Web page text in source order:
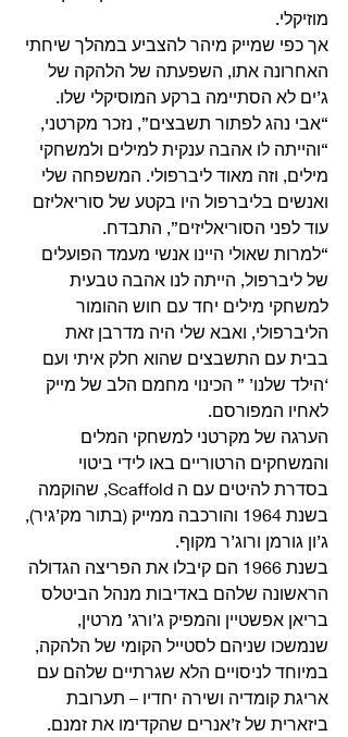
מוזיקלי.
אך כפי שמייק מיהר להצביע במהלך שיחתי
האחרונה אתו, השפעתה של הלהקה של
ג’ים לא הסתיימה ברקע המוסיקלי שלו.
“אבי נהג לפתור תשבצים”, נזכר מקרטני,
“והייתה לו אהבה ענקית למילים ולמשחקי
מילים, וזה מאוד ליברפולי. המשפחה שלי
ואנשים בליברפול היו בקטע של סוריאליזם
עוד לפני הסוריאליזים”, התבדח.
“למרות שאולי היינו אנשי מעמד הפועלים
של ליברפול, הייתה לנו אהבה טבעית
למשחקי מילים יחד עם חוש ההומור
הליברפולי, ואבא שלי היה מדרבן זאת
בבית עם התשבצים שהוא חלק איתי ועם
‘הילד שלנו’ ” הכינוי מחמם הלב של מייק
לאחיו המפורסם.
הערגה של מקרטני למשחקי המלים
והמשחקים הרטוריים באו לידי ביטוי
בסדרת להיטים עם ה Scaffold, שהוקמה
בשנת 1964 והורכבה ממייק (בתור מק’גיר),
ג’ון גורמן ורוג’ר מקוף.
בשנת 1966 הם קיבלו את הפריצה הגדולה
הראשונה שלהם באדיבות מנהל הביטלס
בריאן אפשטיין והמפיק ג’ורג’ מרטין,
שנמשכו שניהם לסטייל הקומי של הלהקה,
במיוחד לניסויים הלא שגרתיים שלהם עם
אריגת קומדיה ושירה יחדיו – תערובת
ביזארית של ז’אנרים שהקדימו את זמנם.